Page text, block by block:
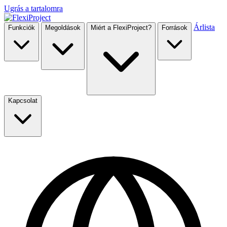
Ugrás a tartalomra
Funkciók Megoldások Miért a FlexiProject? Források Árlista
Kapcsolat